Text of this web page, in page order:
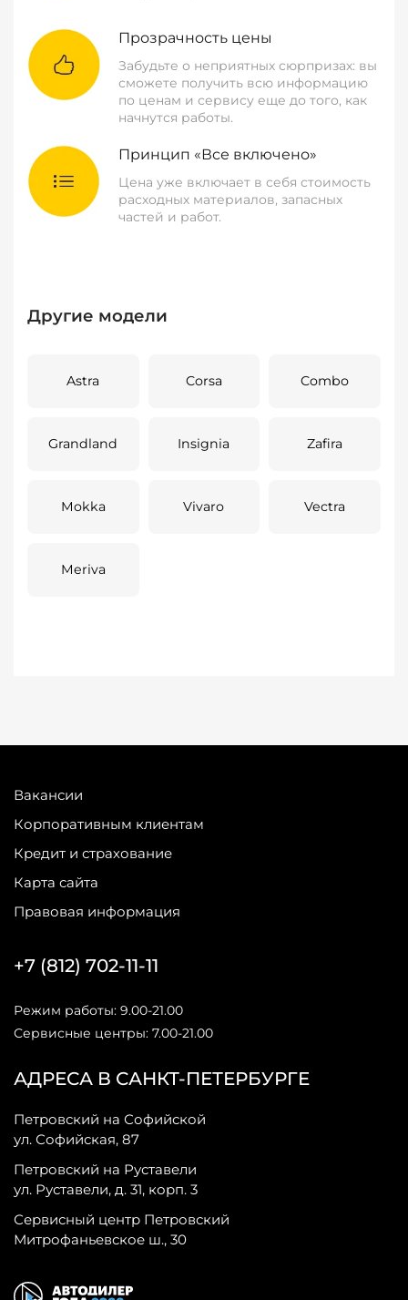
Прозрачность цены
Забудьте о неприятных сюрпризах: вы
сможете получить всю информацию
по ценам и сервису еще до того, как
начнутся работы.
Принцип «Все включено»
Цена уже включает в себя стоимость
расходных материалов, запасных
частей и работ.
Другие модели
Astra Corsa Combo
Grandland Insignia Zafira
Mokka Vivaro Vectra
Meriva
Вакансии
Корпоративным клиентам
Кредит и страхование
Карта сайта
Правовая информация
АДРЕСА В САНКТ-ПЕТЕРБУРГЕ
Петровский на Софийской
ул. Софийская, 87
Петровский на Руставели
ул. Руставели, д. 31, корп. 3
Сервисный центр Петровский
Митрофаньевское ш., 30
+7 (812) 702-11-11
Режим работы: 9.00-21.00
Сервисные центры: 7.00-21.00